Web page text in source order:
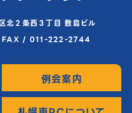
２条西３丁目 敷島ビル
/ 011-222-2744
例会案内